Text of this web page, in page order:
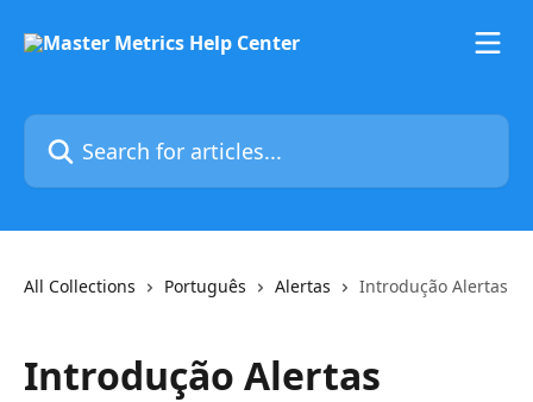
Search for articles...
All Collections Português Alertas Introdução Alertas
Introdução Alertas